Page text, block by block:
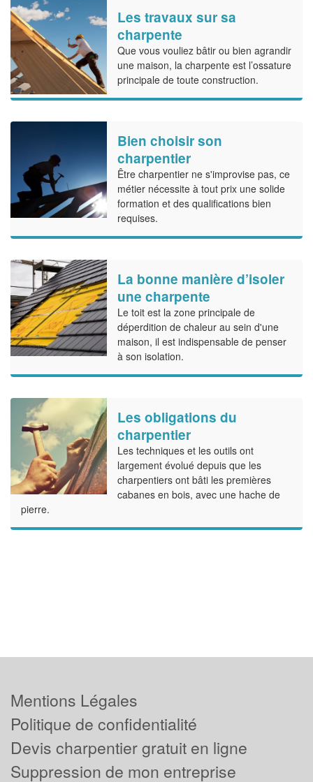
Les travaux sur sa
charpente
Que vous vouliez bâtir ou bien agrandir
une maison, la charpente est l’ossature
principale de toute construction.
Bien choisir son
charpentier
Être charpentier ne s'improvise pas, ce
métier nécessite à tout prix une solide
formation et des qualifications bien
requises.
La bonne manière d’isoler
une charpente
Le toit est la zone principale de
déperdition de chaleur au sein d'une
maison, il est indispensable de penser
à son isolation.
Les obligations du
charpentier
Les techniques et les outils ont
largement évolué depuis que les
charpentiers ont bâti les premières
cabanes en bois, avec une hache de
pierre.
Mentions Légales
Politique de confidentialité
Devis charpentier gratuit en ligne
Suppression de mon entreprise